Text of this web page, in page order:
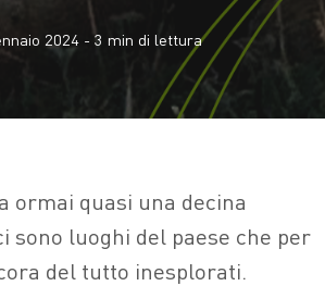
2024-3 min di lettura
ormai quasi una decina
sono luoghi del paese che per
del tutto inesplorati.